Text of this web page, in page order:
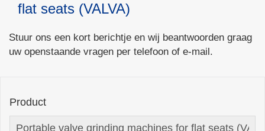
flat seats (VALVA)
Stuur ons een kort berichtje en wij beantwoorden graag
uw openstaande vragen per telefoon of e-mail.
Product